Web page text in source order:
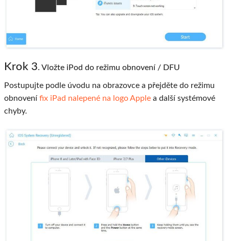
Krok 3. Vložte iPod do režimu obnovení / DFU
Postupujte podle úvodu na obrazovce a přejděte do režimu
obnovení fix iPad nalepené na logo Apple a další systémové
chyby.